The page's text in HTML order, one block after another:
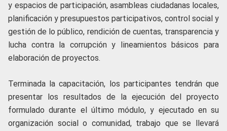
y espacios de participación, asambleas ciudadanas locales,
planificación y presupuestos participativos, control social y
gestión de lo público, rendición de cuentas, transparencia y
lucha contra la corrupción y lineamientos básicos para
elaboración de proyectos.
Terminada la capacitación, los participantes tendrán que
presentar los resultados de la ejecución del proyecto
formulado durante el último módulo, y ejecutado en su
organización social o comunidad, trabajo que se llevará